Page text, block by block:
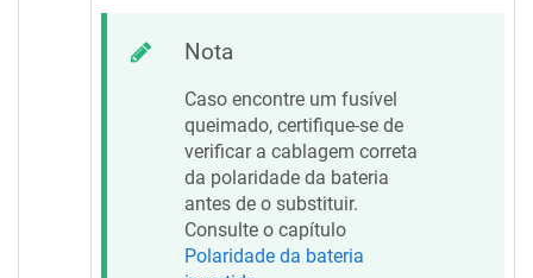
Nota
Caso encontre um fusível
queimado, certifique-se de
verificar a cablagem correta
da polaridade da bateria
antes de o substituir.
Consulte o capítulo
Polaridade da bateria